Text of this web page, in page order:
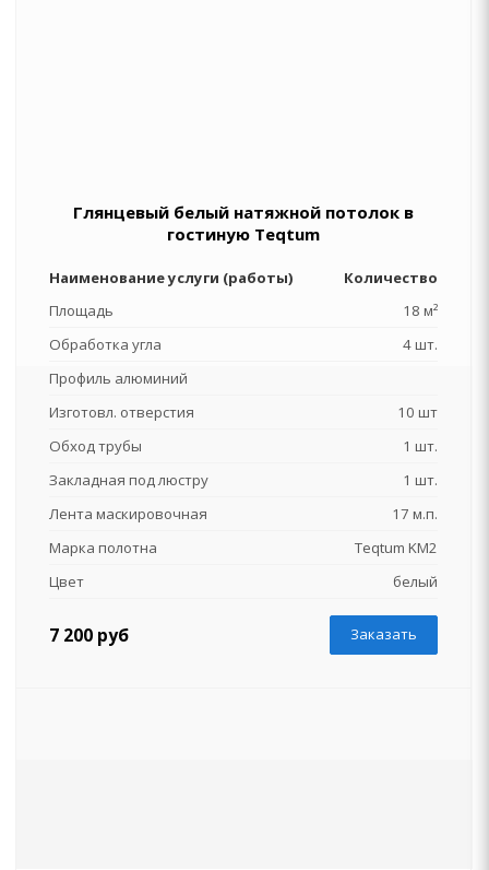
Глянцевый белый натяжной потолок в
гостиную Teqtum
Наименование услуги (работы)
Количество
Площадь
18 м²
Обработка угла
4 шт.
Профиль алюминий
Изготовл. отверстия
10 шт
Обход трубы
1 шт.
Закладная под люстру
1 шт.
Лента маскировочная
17 м.п.
Марка полотна
Teqtum KM2
Цвет
белый
7 200 руб Заказать